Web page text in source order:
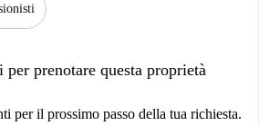
per prenotare questa proprietà
per il prossimo passo della tua richiesta.